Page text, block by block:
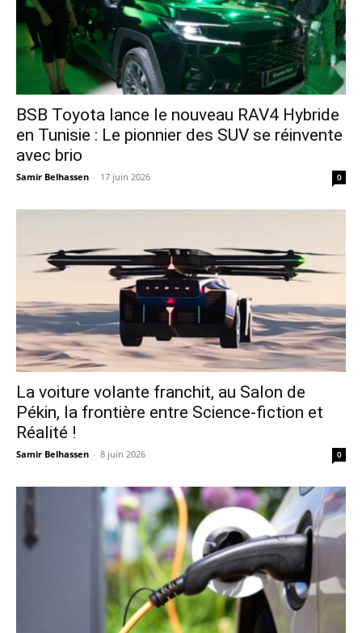
​BSB Toyota lance le nouveau RAV4 Hybride
en Tunisie : Le pionnier des SUV se réinvente
avec brio
Samir Belhassen - 17 juin 2026 0
La voiture volante franchit, au Salon de
Pékin, la frontière entre Science-fiction et
Réalité !
Samir Belhassen - 8 juin 2026 0